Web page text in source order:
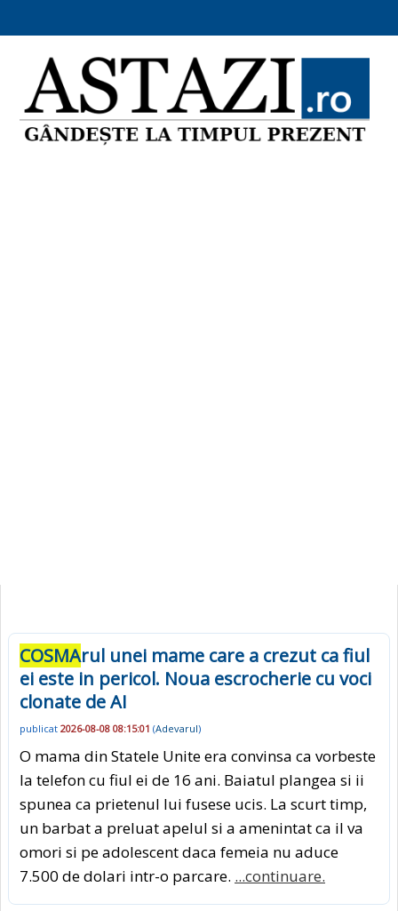
COSMArul unei mame care a crezut ca fiul
ei este in pericol. Noua escrocherie cu voci
clonate de AI
publicat 2026-08-08 08:15:01 (Adevarul)
O mama din Statele Unite era convinsa ca vorbeste
la telefon cu fiul ei de 16 ani. Baiatul plangea si ii
spunea ca prietenul lui fusese ucis. La scurt timp,
un barbat a preluat apelul si a amenintat ca il va
omori si pe adolescent daca femeia nu aduce
7.500 de dolari intr-o parcare. ...continuare.